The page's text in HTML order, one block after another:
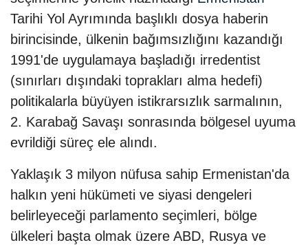
Tarihi Yol Ayrımında başlıklı dosya haberin
birincisinde, ülkenin bağımsızlığını kazandığı
1991'de uygulamaya başladığı irredentist
(sınırları dışındaki toprakları alma hedefi)
politikalarla büyüyen istikrarsızlık sarmalının,
2. Karabağ Savaşı sonrasında bölgesel uyuma
evrildiği süreç ele alındı.
Yaklaşık 3 milyon nüfusa sahip Ermenistan'da
halkın yeni hükümeti ve siyasi dengeleri
belirleyeceği parlamento seçimleri, bölge
ülkeleri başta olmak üzere ABD, Rusya ve